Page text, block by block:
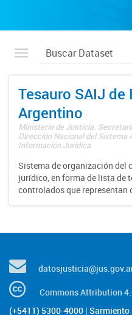
Tesauro SAIJ de
Argentino
Ministerio de Justicia.
Dirección Nacional del Sistema
Información Jurídica
Sistema de organización del
jurídico, en forma de lista de
controlados que representan
Commons Attribution
(+5411) 5300-4000 | Sarmiento